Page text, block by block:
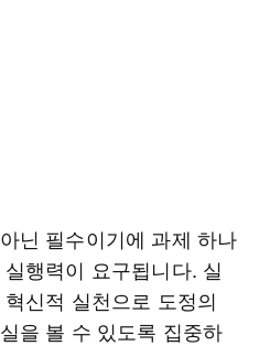
닌 필수이기에 과제 하나
행력이 요구됩니다. 실
신적 실천으로 도정의
을 볼 수 있도록 집중하